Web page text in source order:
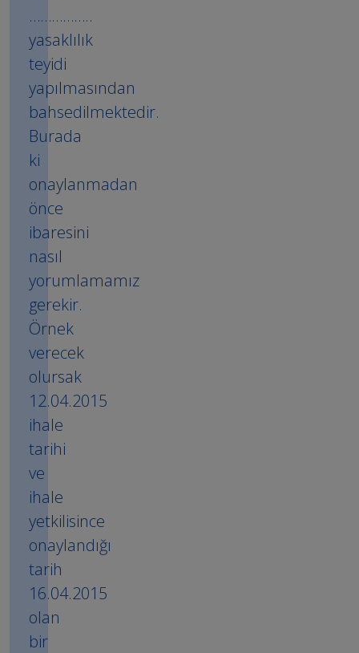
……………..
yasaklılık
teyidi
yapılmasından
bahsedilmektedir.
Burada
ki
onaylanmadan
önce
ibaresini
nasıl
yorumlamamız
gerekir.
Örnek
verecek
olursak
12.04.2015
ihale
tarihi
ve
ihale
yetkilisince
onaylandığı
tarih
16.04.2015
olan
bir